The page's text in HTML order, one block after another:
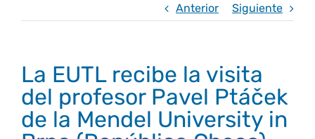
Bienvenida
Conócenos
Estudios
Grado en turismoCalidad
Anterior Siguiente
La EUTL recibe la visita
del profesor Pavel Ptáček
de la Mendel University in